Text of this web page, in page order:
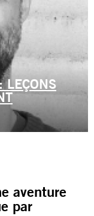
LEÇONS
aventure
par